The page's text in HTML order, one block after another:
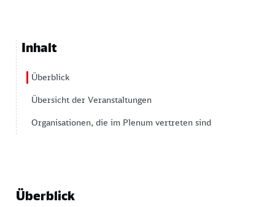
Inhalt
Überblick
Übersicht der Veranstaltungen
Organisationen, die im Plenum vertreten sind
Überblick